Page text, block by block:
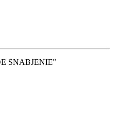
SNABJENIE"